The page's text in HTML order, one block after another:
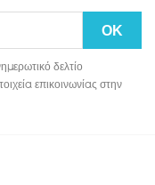
δελτίο
επικοινωνίας στην